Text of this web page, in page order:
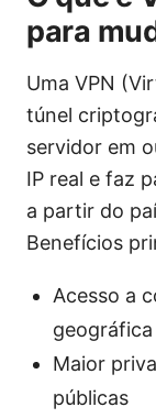
para
Uma VPN
túnel
servidor em
IP real e faz
a partir do
Benefícios
Acesso a
Maior
públicas